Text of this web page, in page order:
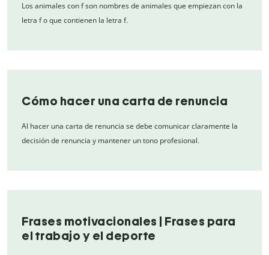
Los animales con f son nombres de animales que empiezan con la
letra f o que contienen la letra f.
Cómo hacer una carta de renuncia
Al hacer una carta de renuncia se debe comunicar claramente la
decisión de renuncia y mantener un tono profesional.
Frases motivacionales | Frases para
el trabajo y el deporte